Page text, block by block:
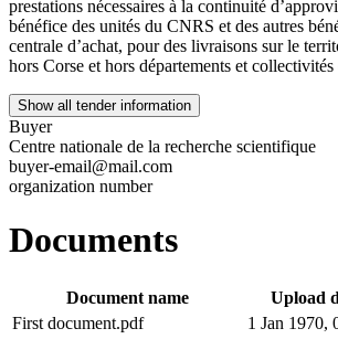
prestations nécessaires à la continuité
bénéfice des unités du CNRS et des autres
centrale d’achat, pour des livraisons sur le
hors Corse et hors départements et collectivités
Show all tender information
Buyer
Centre nationale de la recherche scientifique
buyer-email@mail.com
organization number
Documents
Document name Upload
First document.pdf
1 Jan 1970,